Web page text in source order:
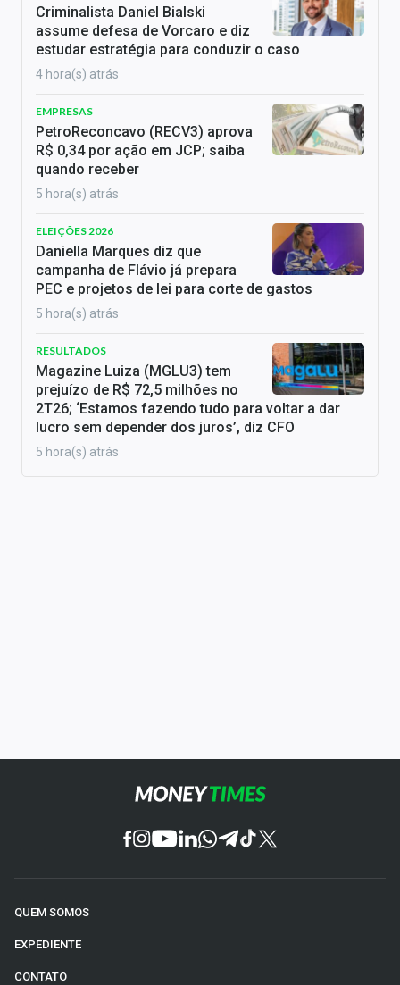
Criminalista Daniel Bialski
assume defesa de Vorcaro e diz
estudar estratégia para conduzir o caso
4 hora(s) atrás
EMPRESAS
PetroReconcavo (RECV3) aprova
R$ 0,34 por ação em JCP; saiba
quando receber
5 hora(s) atrás
ELEIÇÕES 2026
Daniella Marques diz que
campanha de Flávio já prepara
PEC e projetos de lei para corte de gastos
5 hora(s) atrás
RESULTADOS
Magazine Luiza (MGLU3) tem
prejuízo de R$ 72,5 milhões no
2T26; ‘Estamos fazendo tudo para voltar a dar
lucro sem depender dos juros’, diz CFO
5 hora(s) atrás
QUEM SOMOS
EXPEDIENTE
CONTATO